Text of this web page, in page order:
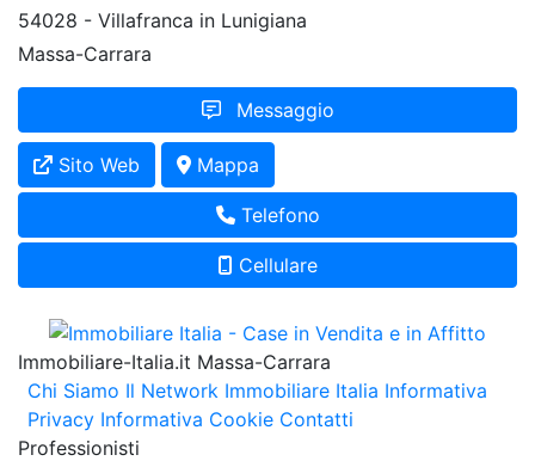
54028 - Villafranca in Lunigiana
Massa-Carrara
Messaggio
Sito Web Mappa
Telefono
Cellulare
Immobiliare-Italia.it Massa-Carrara
Chi Siamo Il Network Immobiliare Italia Informativa
Privacy Informativa Cookie Contatti
Professionisti